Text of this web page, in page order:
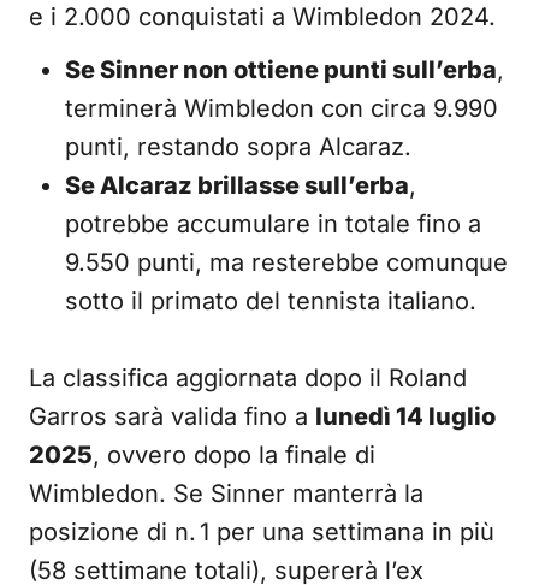
e i 2.000 conquistati a Wimbledon 2024.
Se Sinner non ottiene punti sull’erba,
terminerà Wimbledon con circa 9.990
punti, restando sopra Alcaraz.
Se Alcaraz brillasse sull’erba,
potrebbe accumulare in totale fino a
9.550 punti, ma resterebbe comunque
sotto il primato del tennista italiano.
La classifica aggiornata dopo il Roland
Garros sarà valida fino a lunedì 14 luglio
2025, ovvero dopo la finale di
Wimbledon. Se Sinner manterrà la
posizione di n. 1 per una settimana in più
(58 settimane totali), supererà l’ex